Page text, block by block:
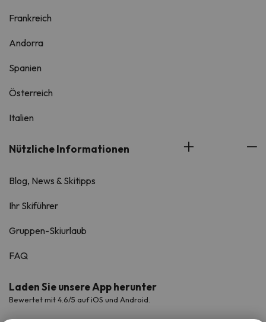
Frankreich
Andorra
Spanien
Österreich
Italien
Nützliche Informationen
Blog, News & Skitipps
Ihr Skiführer
Gruppen-Skiurlaub
FAQ
Laden Sie unsere App herunter
Bewertet mit 4.6/5 auf iOS und Android.